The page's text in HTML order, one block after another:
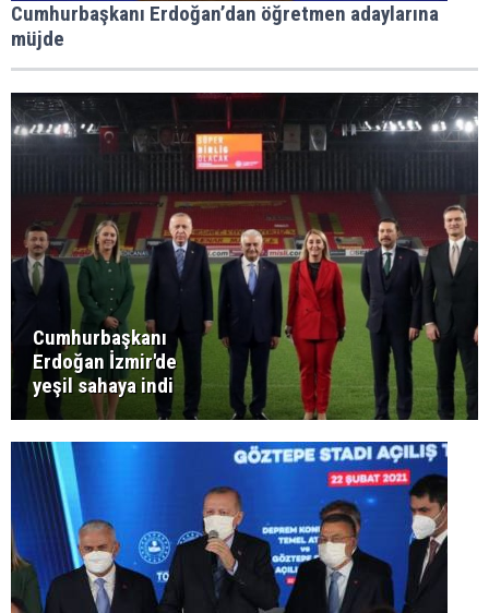
Cumhurbaşkanı Erdoğan’dan öğretmen adaylarına
müjde
Cumhurbaşkanı
Erdoğan İzmir'de
yeşil sahaya indi